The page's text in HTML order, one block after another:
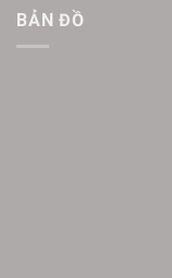
BẢN ĐỒ